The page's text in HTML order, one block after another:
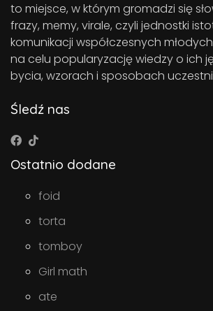
to miejsce, w którym gromadzi się
frazy, memy, virale, czyli jednostki
komunikacji współczesnych
na celu popularyzację wiedzy o ich
bycia, wzorach i sposobach
Śledź nas
Ostatnio dodane
foid
torta
tomboy
Girl math
ate